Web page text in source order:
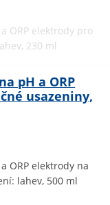
ORP elektrody pro
230 ml
pH a ORP
usazeniny,
ORP elektrody na
lahev, 500 ml